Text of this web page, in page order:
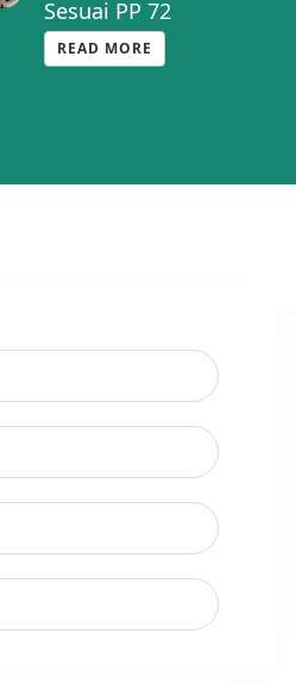
Sesuai PP 72
READ MORE